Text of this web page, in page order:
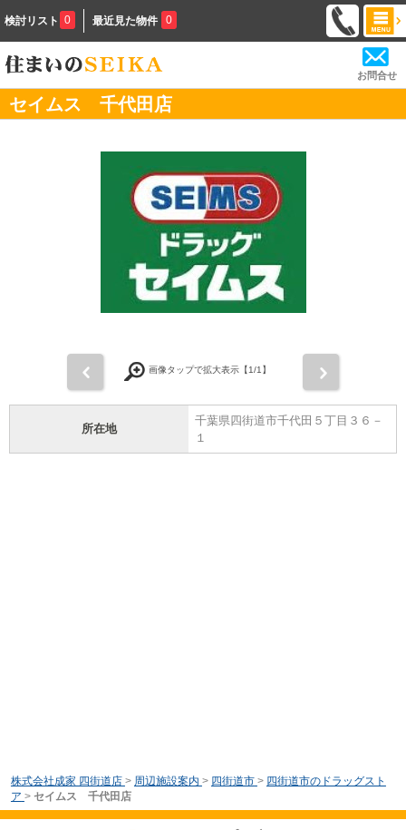
検討リスト 0 最近見た物件 0
お問合せ
セイムス 千代田店
画像タップで拡大表示【1/1】
所在地
千葉県四街道市千代田５丁目３６－
１
株式会社成家 四街道店 > 周辺施設案内 > 四街道市 > 四街道市のドラッグスト
ア > セイムス 千代田店